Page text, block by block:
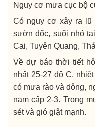
Nguy cơ mưa cục bộ
Có nguy cơ xảy ra lũ
sườn dốc, suối nhỏ
Cai, Tuyên Quang,
Về dự báo thời tiết
nhất 25-27 độ C,
có mưa rào và dông,
nam cấp 2-3. Trong
sét và gió giật mạnh.